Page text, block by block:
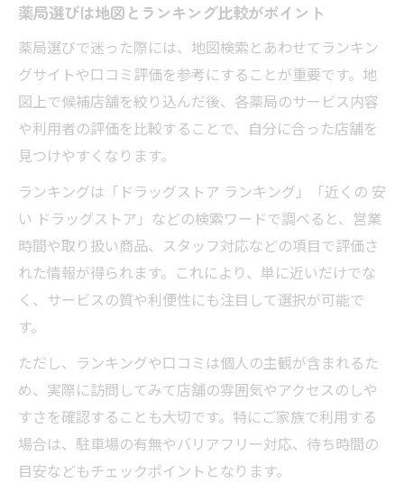
営業時間やサービスで選ぶ薬局のコツ
薬局地図で営業時間とサービスを比較検討
薬局選びは地図上で対応内容を見極める
ドラッグストア地図検索で希望条件を絞り
込み
求人情報やポイントサービスも地図で確認
一宮市周辺で人気の薬局を地図で探そう
一宮市の薬局地図で人気店舗を厳選チェッ
ク
薬局の地図表示で駅近や駐車場付店舗も発
見
ドラッグストアの新規オープンも地図で確
認
薬局選びは地図とランキング比較がポイント
薬局選びで迷った際には、地図検索とあわせてランキン
グサイトや口コミ評価を参考にすることが重要です。地
図上で候補店舗を絞り込んだ後、各薬局のサービス内容
や利用者の評価を比較することで、自分に合った店舗を
見つけやすくなります。
ランキングは「ドラッグストア ランキング」「近くの 安
い ドラッグストア」などの検索ワードで調べると、営業
時間や取り扱い商品、スタッフ対応などの項目で評価さ
れた情報が得られます。これにより、単に近いだけでな
く、サービスの質や利便性にも注目して選択が可能で
す。
ただし、ランキングや口コミは個人の主観が含まれるた
め、実際に訪問してみて店舗の雰囲気やアクセスのしや
すさを確認することも大切です。特にご家族で利用する
場合は、駐車場の有無やバリアフリー対応、待ち時間の
目安などもチェックポイントとなります。